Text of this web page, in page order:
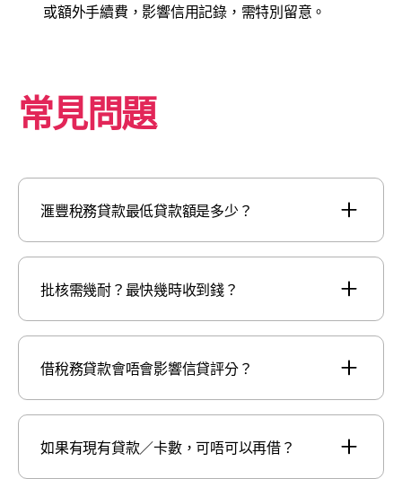
或額外手續費，影響信用記錄，需特別留意。
常見問題
滙豐稅務貸款最低貸款額是多少？
批核需幾耐？最快幾時收到錢？
借稅務貸款會唔會影響信貸評分？
如果有現有貸款／卡數，可唔可以再借？